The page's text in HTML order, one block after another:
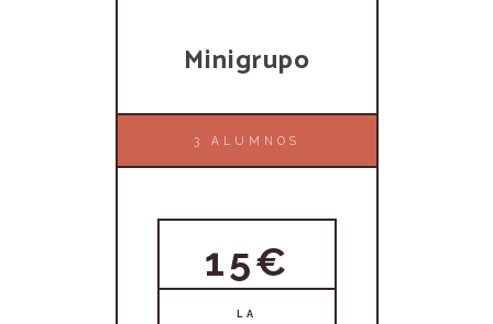
Minigrupo
3 ALUMNOS
15€
LA